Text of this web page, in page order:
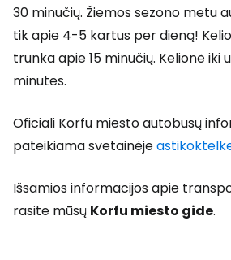
30 minučių. Žiemos sezono metu
tik apie 4-5 kartus per dieną!
trunka apie 15 minučių. Kelionė iki
minutes.
Oficiali Korfu miesto autobusų
pateikiama svetainėje
Išsamios informacijos apie
rasite mūsų Korfu miesto gide.